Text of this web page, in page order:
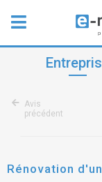
Avis
précédent
Rénovation